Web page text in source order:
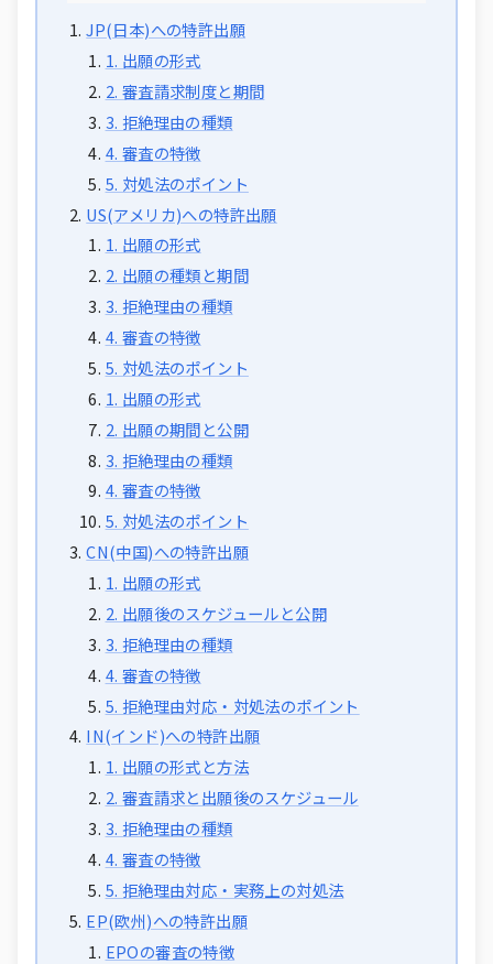
JP(日本)への特許出願
1. 出願の形式
2. 審査請求制度と期間
3. 拒絶理由の種類
4. 審査の特徴
5. 対処法のポイント
US(アメリカ)への特許出願
1. 出願の形式
2. 出願の種類と期間
3. 拒絶理由の種類
4. 審査の特徴
5. 対処法のポイント
1. 出願の形式
2. 出願の期間と公開
3. 拒絶理由の種類
4. 審査の特徴
5. 対処法のポイント
CN(中国)への特許出願
1. 出願の形式
2. 出願後のスケジュールと公開
3. 拒絶理由の種類
4. 審査の特徴
5. 拒絶理由対応・対処法のポイント
IN(インド)への特許出願
1. 出願の形式と方法
2. 審査請求と出願後のスケジュール
3. 拒絶理由の種類
4. 審査の特徴
5. 拒絶理由対応・実務上の対処法
EP(欧州)への特許出願
EPOの審査の特徴